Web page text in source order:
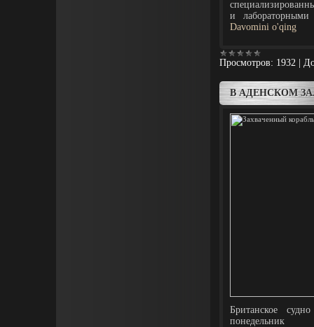
и
Davomini o'qing
Просмотров: 1932
В АДЕНСКОМ
Британское
понедельник